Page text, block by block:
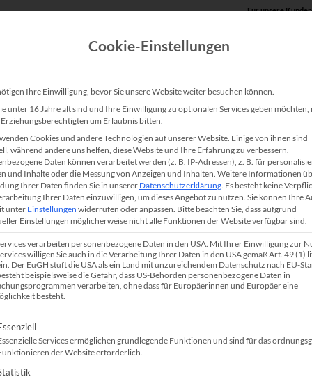
Für unsere
Produkte Unsere Lösungen
HP Color LaserJet
Der HP Color LaserJet Enterprise MFP M578dn
energieeffizienter Multifunktionsdrucker (MFP).
Farbdrucker in Teams oder in kleinen
integrierten Netzwerkschnittstelle werden Ihre
DIN A4 in professioneller Qualität einseitig
papiersparend beidseitig (duplex) gedruckt. Die
Sicherheitsfeatures stärken die
IT-Security
bzw.
Sie möchten bei denDruckkostensparen?
Cookie-Einstellungen
Ihre Einwilligung, bevor Sie unsere Website weiter besuchen können.
unter 16 Jahre alt sind und Ihre Einwilligung zu optionalen Services geben möchten,
Erziehungsberechtigten um Erlaubnis bitten.
Cookies und andere Technologien auf unserer Website. Einige von ihnen sind
während andere uns helfen, diese Website und Ihre Erfahrung zu verbessern.
Daten können verarbeitet werden (z. B. IP-Adressen), z. B. für
und Inhalte oder die Messung von Anzeigen und Inhalten. Weitere Informationen
Ihrer Daten finden Sie in unserer Datenschutzerklärung. Es besteht keine
Ihrer Daten einzuwilligen, um dieses Angebot zu nutzen. Sie können Ihre
unter Einstellungen widerrufen oder anpassen. Bitte beachten Sie, dass aufgrund
Einstellungen möglicherweise nicht alle Funktionen der Website verfügbar sind.
verarbeiten personenbezogene Daten in den USA. Mit Ihrer Einwilligung zur
willigen Sie auch in die Verarbeitung Ihrer Daten in den USA gemäß Art. 49 (1)
Der EuGH stuft die USA als ein Land mit unzureichendem Datenschutz nach EU-
beispielsweise die Gefahr, dass US-Behörden personenbezogene Daten in
verarbeiten, ohne dass für Europäerinnen und Europäer eine
besteht.
eine Liste der Service-Gruppen, für die
Services ermöglichen grundlegende Funktionen und sind für das
der Website erforderlich.